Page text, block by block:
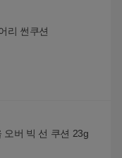
리 썬쿠션
오버 빅 선 쿠션 23g